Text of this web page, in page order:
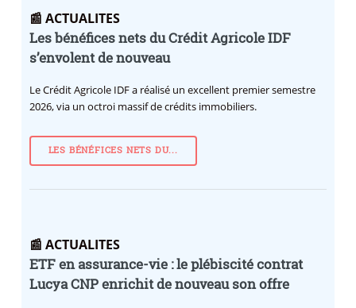
📰 ACTUALITES
Les bénéfices nets du Crédit Agricole IDF
s’envolent de nouveau
Le Crédit Agricole IDF a réalisé un excellent premier semestre
2026, via un octroi massif de crédits immobiliers.
LES BÉNÉFICES NETS DU...
📰 ACTUALITES
ETF en assurance-vie : le plébiscité contrat
Lucya CNP enrichit de nouveau son offre